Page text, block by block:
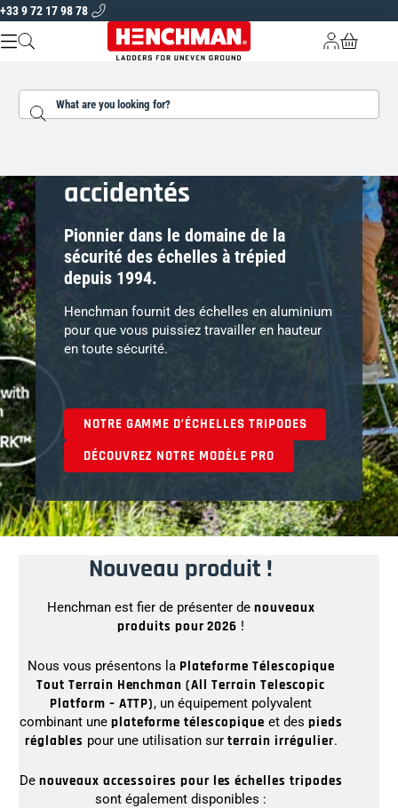
+33 9 72 17 98 78
A PROPOS DE NOUS
ÉCHELLES ET PLATES-FORMES
Search...
accidentés
Pionnier dans le domaine de la
sécurité des échelles à trépied
depuis 1994.
Henchman fournit des échelles en aluminium
pour que vous puissiez travailler en hauteur
en toute sécurité.
NOTRE GAMME D’ÉCHELLES TRIPODES
DÉCOUVREZ NOTRE MODÈLE PRO
Nouveau produit !
Henchman est fier de présenter de nouveaux
produits pour 2026 !
Nous vous présentons la Plateforme Télescopique
Tout Terrain Henchman (All Terrain Telescopic
Platform – ATTP), un équipement polyvalent
combinant une plateforme télescopique et des pieds
réglables pour une utilisation surterrain irrégulier.
De nouveaux accessoires pour les échelles tripodes
sont également disponibles :